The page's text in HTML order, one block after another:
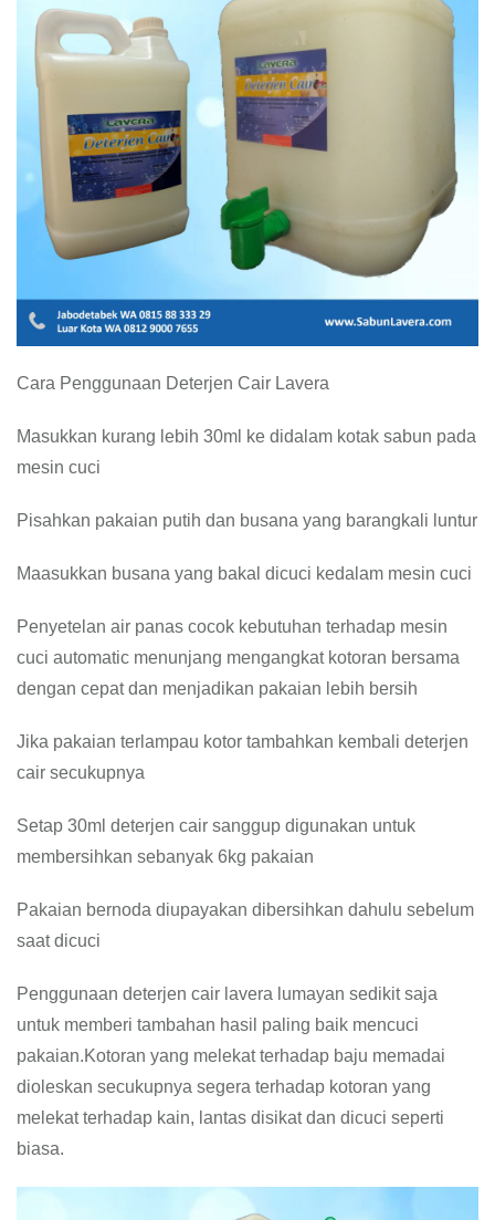
Cara Penggunaan Deterjen Cair Lavera
Masukkan kurang lebih 30ml ke didalam kotak sabun pada
mesin cuci
Pisahkan pakaian putih dan busana yang barangkali luntur
Maasukkan busana yang bakal dicuci kedalam mesin cuci
Penyetelan air panas cocok kebutuhan terhadap mesin
cuci automatic menunjang mengangkat kotoran bersama
dengan cepat dan menjadikan pakaian lebih bersih
Jika pakaian terlampau kotor tambahkan kembali deterjen
cair secukupnya
Setap 30ml deterjen cair sanggup digunakan untuk
membersihkan sebanyak 6kg pakaian
Pakaian bernoda diupayakan dibersihkan dahulu sebelum
saat dicuci
Penggunaan deterjen cair lavera lumayan sedikit saja
untuk memberi tambahan hasil paling baik mencuci
pakaian.Kotoran yang melekat terhadap baju memadai
dioleskan secukupnya segera terhadap kotoran yang
melekat terhadap kain, lantas disikat dan dicuci seperti
biasa.